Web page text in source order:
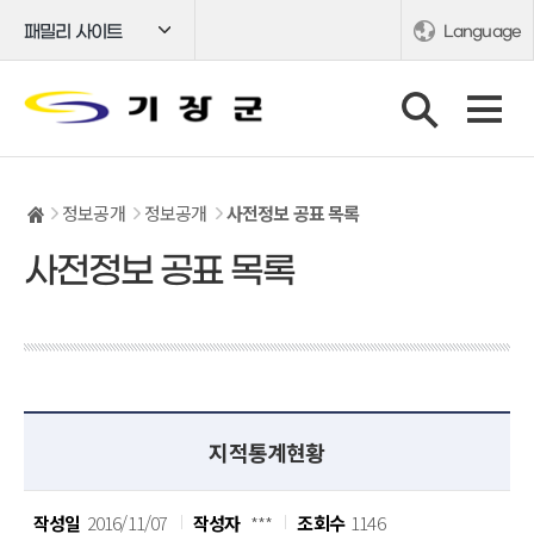
패밀리 사이트 Language
정보공개 정보공개 사전정보 공표 목록
사전정보 공표 목록
지적통계현황
작성일 2016/11/07 작성자 *** 조회수 1146